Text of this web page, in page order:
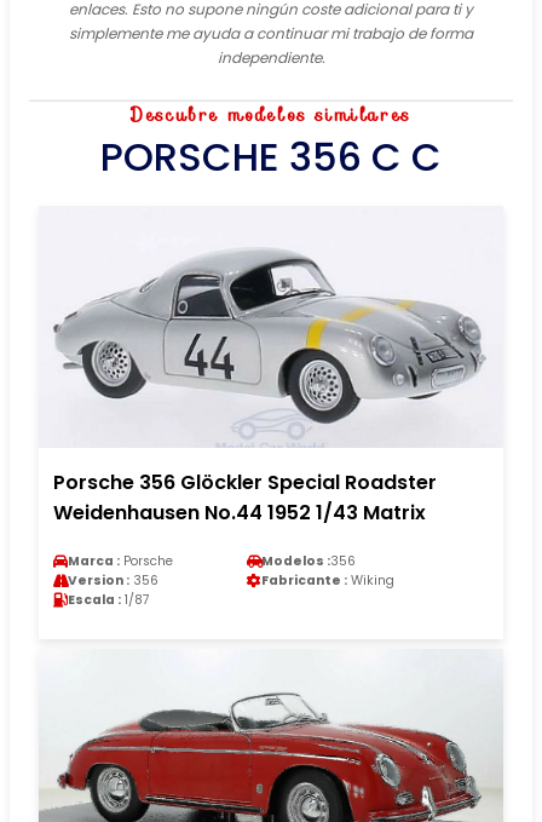
enlaces. Esto no supone ningún coste adicional para ti y
simplemente me ayuda a continuar mi trabajo de forma
independiente.
Descubre modelos similares
PORSCHE 356 C C
Porsche 356 Glöckler Special Roadster
Weidenhausen No.44 1952 1/43 Matrix
Marca : Porsche Modelos :356
Version : 356 Fabricante : Wiking
Escala : 1/87